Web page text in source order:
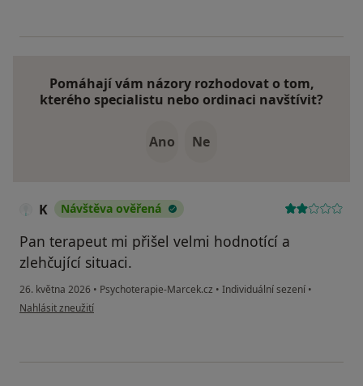
Pomáhají vám názory rozhodovat o tom,
kterého specialistu nebo ordinaci navštívit?
Ano Ne
K Návštěva ověřená
Pan terapeut mi přišel velmi hodnotící a
zlehčující situaci.
26. května 2026 • Psychoterapie-Marcek.cz • Individuální sezení •
podle názoru uživatele K
Nahlásit zneužití